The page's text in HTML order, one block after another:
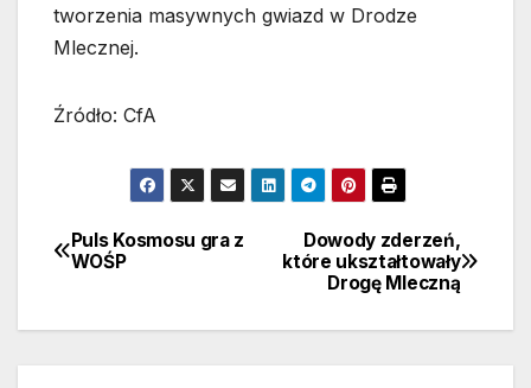
tworzenia masywnych gwiazd w Drodze
Mlecznej.
Źródło: CfA
Nawigacja
Dowody zderzeń,
które ukształtowały
Drogę Mleczną
Puls Kosmosu gra z
WOŚP